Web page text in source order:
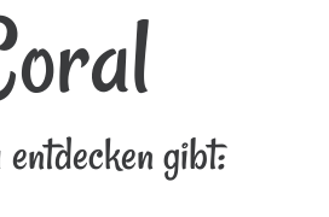
gibt: